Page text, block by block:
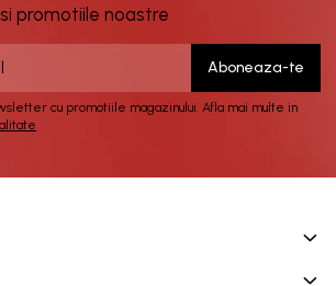
promotiile noastre
cu promotiile magazinului. Afla mai multe in